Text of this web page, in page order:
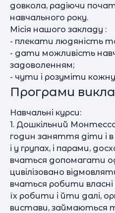
довкола, радіючи
навчального року.
Місія нашого закладу :
- плекати людяність
- дати можливість
задоволенням;
- чути і розуміти
Програми
Навчальні курси:
1. Дошкільний
годин заняття діти і
і у групах, і парами,
вчаться допомагати
цивілізовано
вчаться робити
їх робити і йти далі,
вистави, займаються